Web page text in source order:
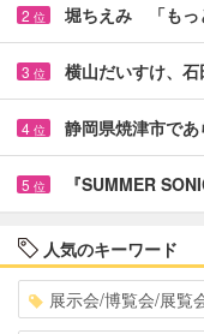
2 位 堀ちえみ 「もっ
3 位 横山だいすけ、
4 位 静岡県焼津市で
5 位 『SUMMER
人気のキーワード
展示会/博覧会/展覧